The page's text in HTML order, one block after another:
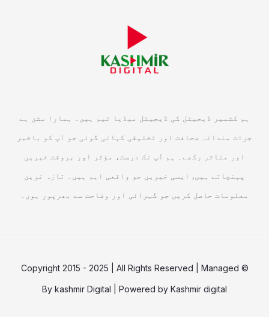
ہم کشمیر ڈیجیٹل کی ڈیجیٹل میڈیا ٹیم ہیں۔ ہمارا مشن ہے
جرات مندانہ صحافت اور تخلیقی کہانی گوئی جو آپ کو باخبر
اور متاثر رکھے۔ ہم آپ تک درست، مؤثر اور بروقت خبریں
پہنچاتے ہیں, ایسی خبریں جو واقعی اہم ہیں۔ تازہ ترین
معلومات حاصل کریں جو گہرائی اور وضاحت سے بھرپور ہوں۔
© Copyright 2015 - 2025 | All Rights Reserved | Managed
By kashmir Digital | Powered by Kashmir digital